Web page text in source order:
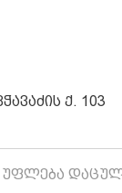
ქ. 103